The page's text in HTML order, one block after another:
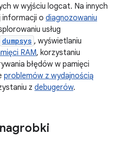
w wyjściu logcat. Na innych
informacji o diagnozowaniu
usług
dumpsys , wyświetlaniu
RAM, korzystaniu
błędów w pamięci
problemów z wydajnością
z debugerów.